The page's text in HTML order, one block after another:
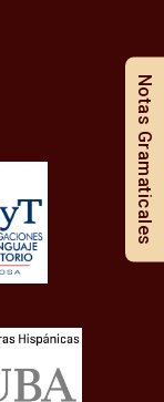
Notas Gramaticales